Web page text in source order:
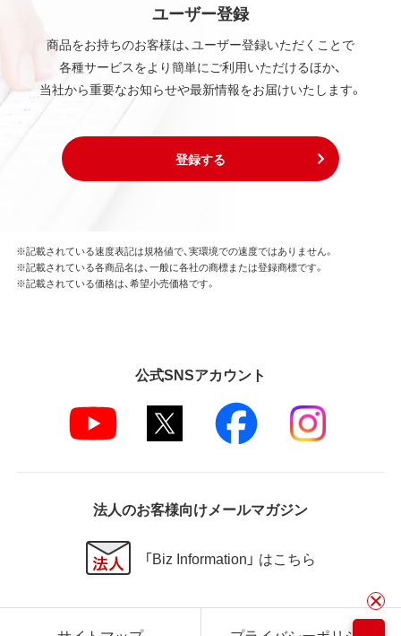
ユーザー登録
商品をお持ちのお客様は、ユーザー登録いただくことで
各種サービスをより簡単にご利用いただけるほか、
当社から重要なお知らせや最新情報をお届けいたします。
登録する
※記載されている速度表記は規格値で、実環境での速度ではありません。
※記載されている各商品名は、一般に各社の商標または登録商標です。
※記載されている価格は、希望小売価格です。
公式SNSアカウント
法人のお客様向けメールマガジン
「Biz Information」 はこちら